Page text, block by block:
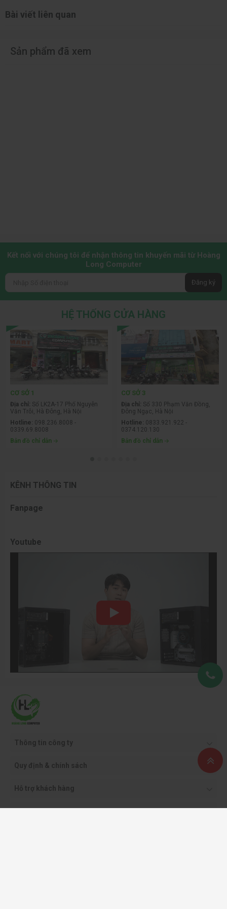
Bài viết liên quan
Sản phẩm đã xem
Kết nối với chúng tôi để nhận thông tin khuyến mãi từ Hoàng
Long Computer
Đăng ký
HỆ THỐNG CỬA HÀNG
CƠ SỞ 1
Địa chỉ: Số LK2A-17 Phố Nguyễn
Văn Trỗi, Hà Đông, Hà Nội
Hotline: 098.236.8008 -
0339.69.8008
Bản đồ chỉ dẫn
CƠ SỞ 3
Địa chỉ: Số 330 Phạm Văn Đồng,
Đông Ngạc, Hà Nội
Hotline: 0833.921.922 -
0374.120.130
Bản đồ chỉ dẫn
KÊNH THÔNG TIN
Fanpage
Youtube
Thông tin công ty
Quy định & chính sách
Hỗ trợ khách hàng